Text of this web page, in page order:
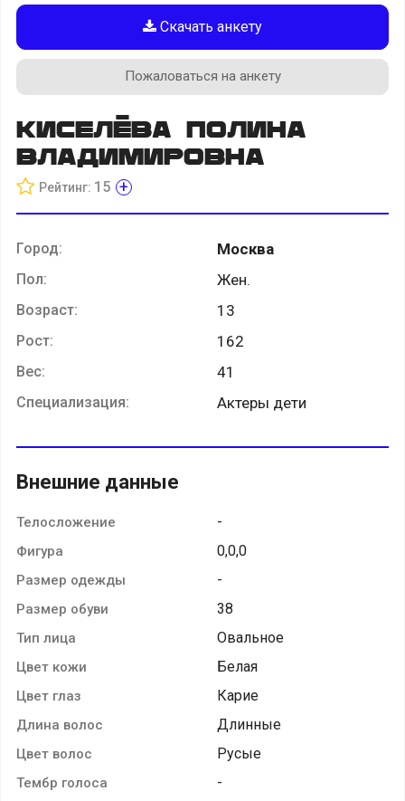
Скачать анкету
Пожаловаться на анкету
Киселёва Полина
Владимировна
Рейтинг: 15 +
Город: Москва
Пол: Жен.
Возраст: 13
Рост: 162
Вес: 41
Специализация: Актеры дети
Внешние данные
Телосложение -
Фигура 0,0,0
Размер одежды -
Размер обуви 38
Тип лица Овальное
Цвет кожи Белая
Цвет глаз Карие
Длина волос Длинные
Цвет волос Русые
Тембр голоса -